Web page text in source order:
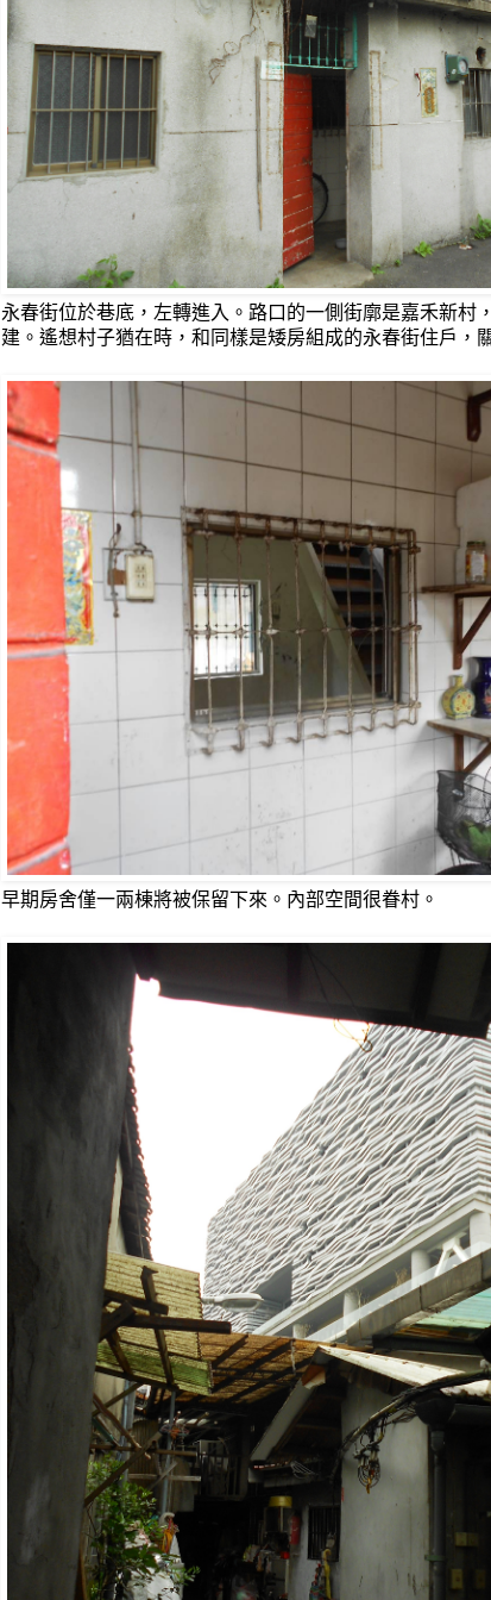
永春街位於巷底，左轉進入。路口的一側街廓是嘉禾新村
建。遙想村子猶在時，和同樣是矮房組成的永春街住戶，
早期房舍僅一兩棟將被保留下來。內部空間很眷村。